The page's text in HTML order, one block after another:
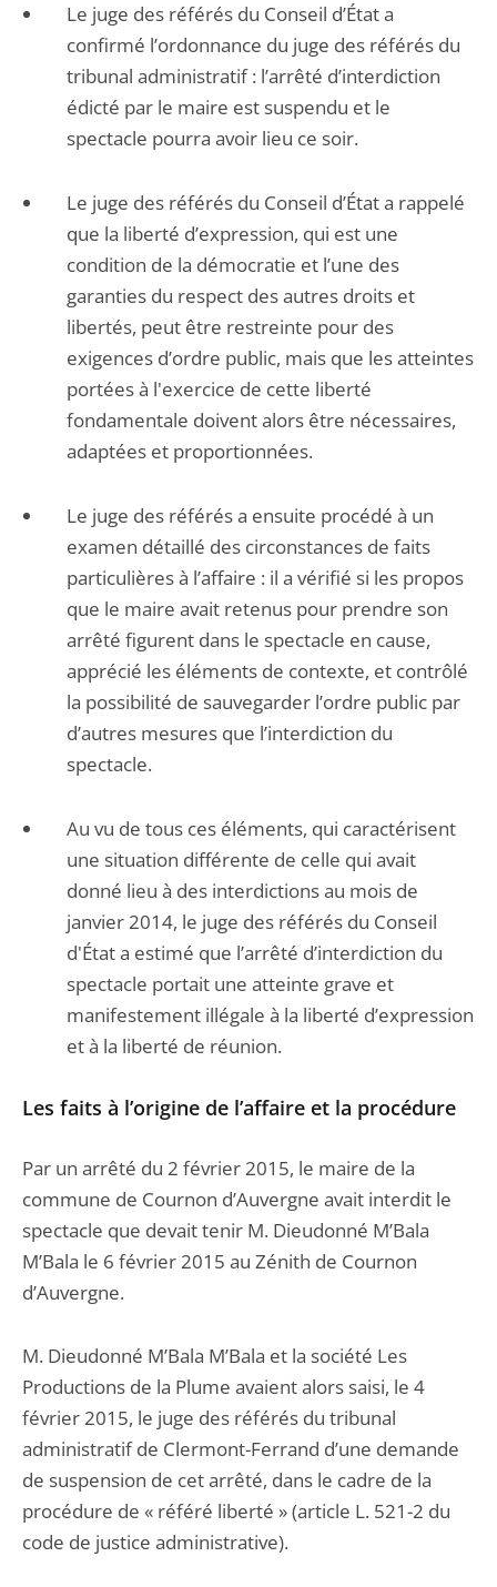
Le juge des référés du Conseil d’État a
confirmé l’ordonnance du juge des référés du
tribunal administratif : l’arrêté d’interdiction
édicté par le maire est suspendu et le
spectacle pourra avoir lieu ce soir.
Le juge des référés du Conseil d’État a rappelé
que la liberté d’expression, qui est une
condition de la démocratie et l’une des
garanties du respect des autres droits et
libertés, peut être restreinte pour des
exigences d’ordre public, mais que les atteintes
portées à l'exercice de cette liberté
fondamentale doivent alors être nécessaires,
adaptées et proportionnées.
Le juge des référés a ensuite procédé à un
examen détaillé des circonstances de faits
particulières à l’affaire : il a vérifié si les propos
que le maire avait retenus pour prendre son
arrêté figurent dans le spectacle en cause,
apprécié les éléments de contexte, et contrôlé
la possibilité de sauvegarder l’ordre public par
d’autres mesures que l’interdiction du
spectacle.
Au vu de tous ces éléments, qui caractérisent
une situation différente de celle qui avait
donné lieu à des interdictions au mois de
janvier 2014, le juge des référés du Conseil
d'État a estimé que l’arrêté d’interdiction du
spectacle portait une atteinte grave et
manifestement illégale à la liberté d’expression
et à la liberté de réunion.
Les faits à l’origine de l’affaire et la procédure
Par un arrêté du 2 février 2015, le maire de la
commune de Cournon d’Auvergne avait interdit le
spectacle que devait tenir M. Dieudonné M’Bala
M’Bala le 6 février 2015 au Zénith de Cournon
d’Auvergne.
M. Dieudonné M’Bala M’Bala et la société Les
Productions de la Plume avaient alors saisi, le 4
février 2015, le juge des référés du tribunal
administratif de Clermont-Ferrand d’une demande
de suspension de cet arrêté, dans le cadre de la
procédure de « référé liberté » (article L. 521-2 du
code de justice administrative).